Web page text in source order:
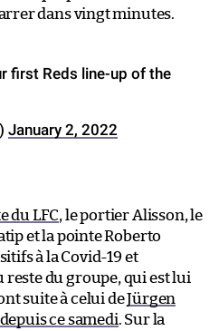
dans vingt minutes.
first Reds line-up of the
January 2, 2022
du LFC, le portier Alisson, le
et la pointe Roberto
à la Covid-19 et
du groupe, qui est lui
suite à celui deJürgen
ce samedi. Sur la